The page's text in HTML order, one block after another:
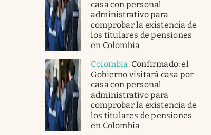
casa con personal
administrativo para
comprobar la existencia de
los titulares de pensiones
en Colombia
Colombia. Confirmado: el
Gobierno visitará casa por
casa con personal
administrativo para
comprobar la existencia de
los titulares de pensiones
en Colombia